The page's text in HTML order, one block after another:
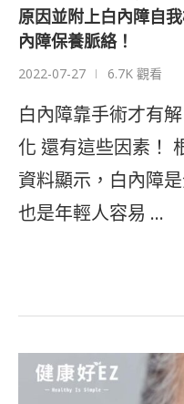
原因並附上白內障自
內障保養脈絡！
2022-07-27 6.7K 觀看
白內障靠手術才有
化 還有這些因素！
資料顯示，白內障
也是年輕人容易 …